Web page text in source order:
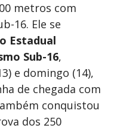
metros com
16. Ele se
Estadual
Sub-16,
e domingo (14),
de chegada com
conquistou
dos 250